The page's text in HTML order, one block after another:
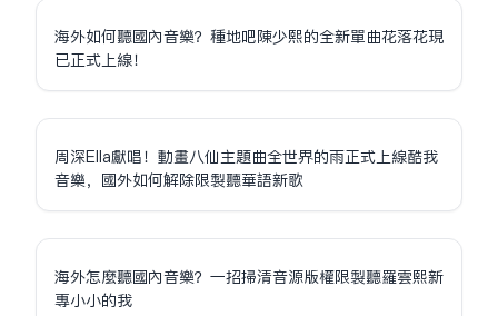
海外如何聽國內音樂？種地吧陳少熙的全新單曲花落花現
已正式上線！
周深Ella獻唱！動畫八仙主題曲全世界的雨正式上線酷我
音樂，國外如何解除限制聽華語新歌
海外怎麼聽國內音樂？一招掃清音源版權限制聽羅雲熙新
專小小的我